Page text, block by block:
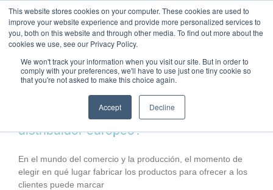
This website stores cookies on your computer. These cookies are used to
improve your website experience and provide more personalized services to
you, both on this website and through other media. To find out more about the
cookies we use, see our Privacy Policy.
We won't track your information when you visit our site. But in order to
comply with your preferences, we'll have to use just one tiny cookie so
that you're not asked to make this choice again.
Accept Decline
¿Cuáles son las ventajas de tener un
distribuidor europeo?
En el mundo del comercio y la producción, el momento de
elegir en qué lugar fabricar los productos para ofrecer a los
clientes puede marcar